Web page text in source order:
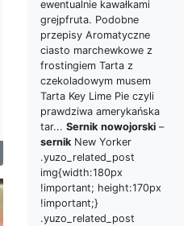
ewentualnie kawałkami
grejpfruta. Podobne
przepisy Aromatyczne
ciasto marchewkowe z
frostingiem Tarta z
czekoladowym musem
Tarta Key Lime Pie czyli
prawdziwa amerykańska
tar... Sernik nowojorski –
sernikNew Yorker
.yuzo_related_post
img{width:180px
!important; height:170px
!important;}
.yuzo_related_post